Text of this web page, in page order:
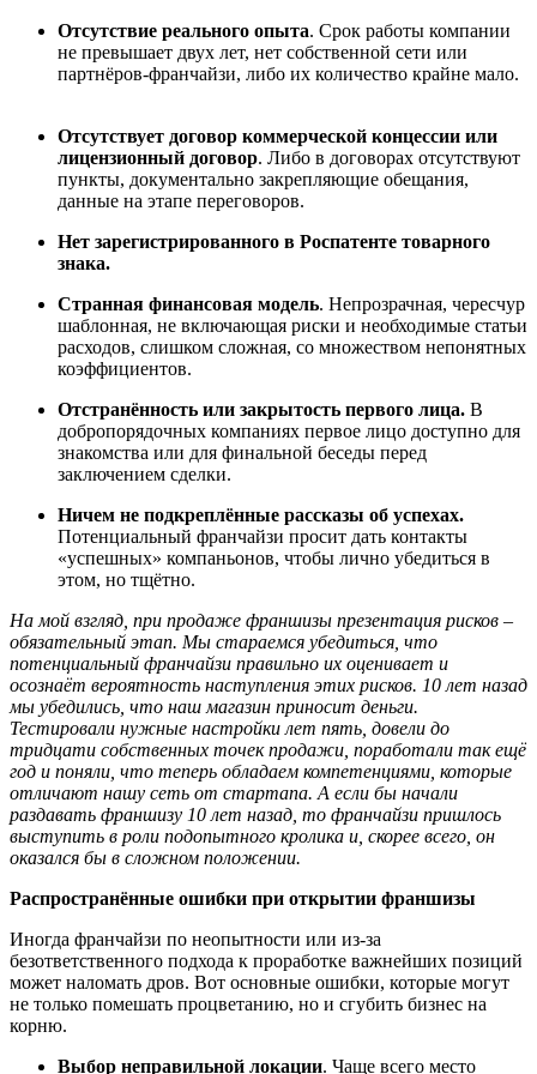
Отсутствие реального опыта. Срок работы компании
не превышает двух лет, нет собственной сети или
партнёров-франчайзи, либо их количество крайне мало.
Отсутствует договор коммерческой концессии или
лицензионный договор. Либо в договорах отсутствуют
пункты, документально закрепляющие обещания,
данные на этапе переговоров.
Нет зарегистрированного в Роспатенте товарного
знака.
Странная финансовая модель. Непрозрачная, чересчур
шаблонная, не включающая риски и необходимые статьи
расходов, слишком сложная, со множеством непонятных
коэффициентов.
Отстранённость или закрытость первого лица. В
добропорядочных компаниях первое лицо доступно для
знакомства или для финальной беседы перед
заключением сделки.
Ничем не подкреплённые рассказы об успехах.
Потенциальный франчайзи просит дать контакты
«успешных» компаньонов, чтобы лично убедиться в
этом, но тщётно.
На мой взгляд, при продаже франшизы презентация рисков –
обязательный этап. Мы стараемся убедиться, что
потенциальный франчайзи правильно их оценивает и
осознаёт вероятность наступления этих рисков. 10 лет назад
мы убедились, что наш магазин приносит деньги.
Тестировали нужные настройки лет пять, довели до
тридцати собственных точек продажи, поработали так ещё
год и поняли, что теперь обладаем компетенциями, которые
отличают нашу сеть от стартапа. А если бы начали
раздавать франшизу 10 лет назад, то франчайзи пришлось
выступить в роли подопытного кролика и, скорее всего, он
оказался бы в сложном положении.
Распространённые ошибки при открытии франшизы
Иногда франчайзи по неопытности или из-за
безответственного подхода к проработке важнейших позиций
может наломать дров. Вот основные ошибки, которые могут
не только помешать процветанию, но и сгубить бизнес на
корню.
Выбор неправильной локации. Чаще всего место